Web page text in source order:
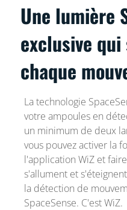
Une lumière
exclusive
chaque
La technologie
votre ampoules en
un minimum de deux
vous pouvez activer la
l'application WiZ et
s'allument et
la détection de
SpaceSense. C'est WiZ.